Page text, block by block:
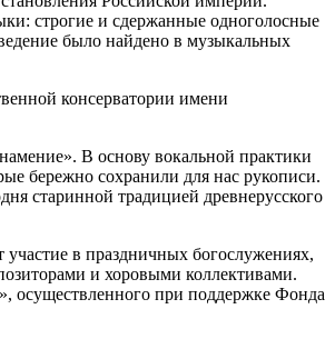
строгие и сдержанные одноголосные
было найдено в музыкальных
консерватории имени
В основу вокальной практики
бережно сохранили для нас рукописи.
старинной традицией древнерусского
участие в праздничных богослужениях,
и хоровыми коллективами.
осуществленного при поддержке Фонда